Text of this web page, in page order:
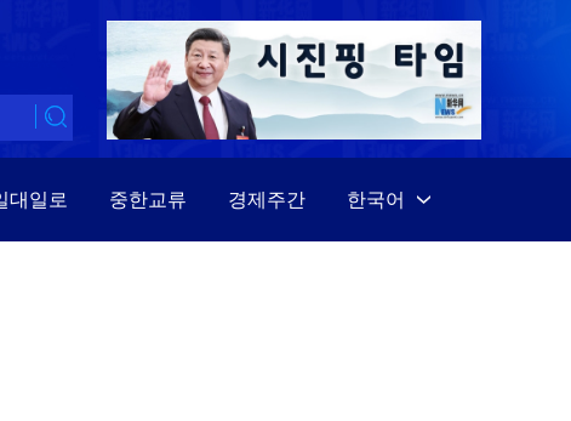
대일로 중한교류 경제주간 한국어